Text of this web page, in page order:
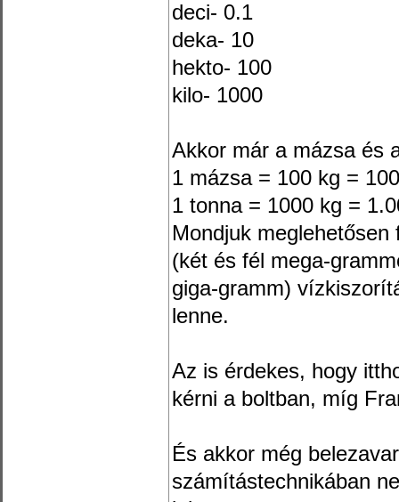
deci- 0.1
deka- 10
hekto- 100
kilo- 1000
Akkor már a mázsa és
1 mázsa = 100 kg =
1 tonna = 1000 kg =
Mondjuk
(két és fél mega-
giga-gramm)
lenne.
Az is érdekes, hogy
kérni a boltban, míg
És akkor még
számítástechnikában